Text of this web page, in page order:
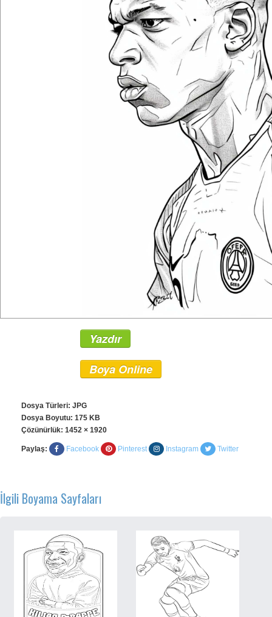
Yazdır
Boya Online
Dosya Türleri: JPG
Dosya Boyutu: 175 KB
Çözünürlük: 1452 × 1920
Paylaş: Facebook Pinterest Instagram Twitter
İlgili Boyama Sayfaları